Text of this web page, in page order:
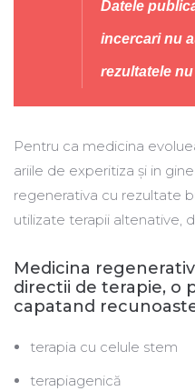
Datele
incercari nu
rezultatele
Pentru ca medicina
ariile de experitiza și in
regenerativa cu rezultate
utilizate terapii altenative,
Medicina
directii de terapie, o
capatand
terapia cu celule stem
terapiagenică